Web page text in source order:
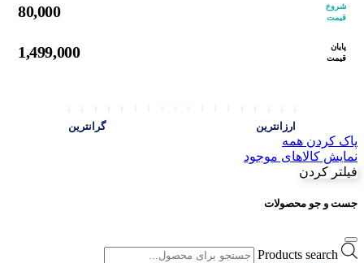
شروع
قیمت
80,000
پایان
قیمت
1,499,000
ارزانترین گرانترین
پاک کردن همه
نمایش کالاهای موجود
فیلتر کردن
جست و جو محصولات
Products search